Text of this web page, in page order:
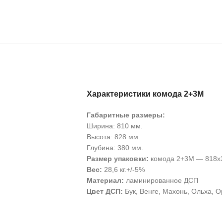
Характеристики комода 2+3М
Габаритные размеры:
Ширина: 810 мм.
Высота: 828 мм.
Глубина: 380 мм.
Размер упаковки: комода 2+3М —
Вес: 28,6 кг.+/-5%
Материал: ламинированное ДСП
Цвет ДСП: Бук, Венге, Махонь, Ольха,